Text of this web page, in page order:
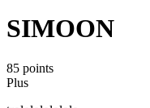
SIMOON
85 points
Plus